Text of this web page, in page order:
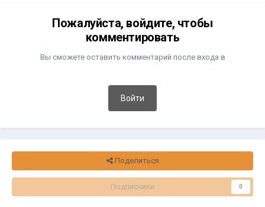
Пожалуйста, войдите, чтобы
комментировать
Вы сможете оставить комментарий после входа в
Войти
Поделиться
Подписчики 0